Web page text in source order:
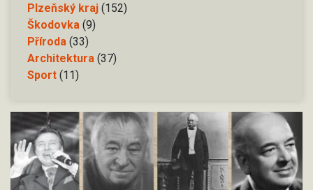
Plzeňský kraj (152)
Škodovka (9)
Příroda (33)
Architektura (37)
Sport (11)